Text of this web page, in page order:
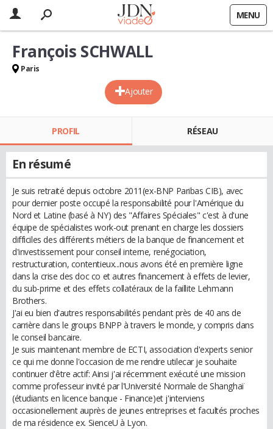
MENU
Ajouter
François SCHWALL
Paris
PROFIL RÉSEAU
En résumé
Je suis retraité depuis octobre 2011(ex-BNP Paribas CIB), avec
pour dernier poste occupé la responsabilité pour l'Amérique du
Nord et Latine (basé à NY) des "Affaires Spéciales" c'est à d'une
équipe de spécialistes work-out prenant en charge les dossiers
difficiles des différents métiers de la banque de financement et
d'investissement pour conseil interne, renégociation,
restructuration, contentieux...nous avons été en première ligne
dans la crise des doc co et autres financement à effets de levier,
du sub-prime et des effets collatéraux de la faillite Lehmann
Brothers.
J'ai eu bien d'autres responsabilités pendant près de 40 ans de
carrière dans le groups BNPP à travers le monde, y compris dans
le conseil bancaire.
Je suis maintenant membre de ECTI, association d'experts senior
ce qui me donne l'occasion de me rendre utilecar je souhaite
continuer d'être actif: Ainsi j'ai récemment exécuté une mission
comme professeur invité par l'Université Normale de Shanghaï
(étudiants en licence banque - Finance)et j'interviens
occasionellement auprès de jeunes entreprises et facultés proches
de ma résidence ex. SienceU à Lyon.